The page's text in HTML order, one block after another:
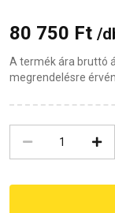
80 750 Ft /
A termék ára bruttó
megrendelésre